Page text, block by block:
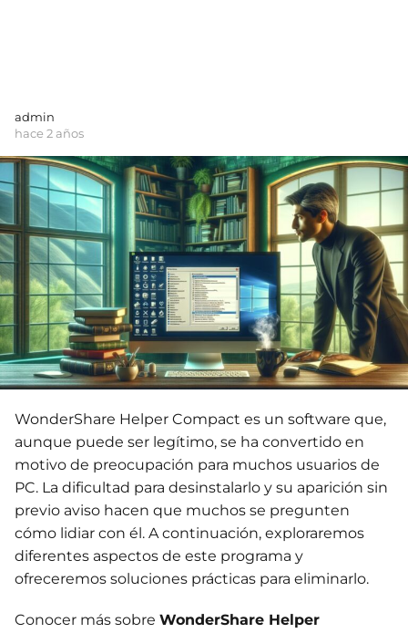
admin
hace 2 años
WonderShare Helper Compact es un software que,
aunque puede ser legítimo, se ha convertido en
motivo de preocupación para muchos usuarios de
PC. La dificultad para desinstalarlo y su aparición sin
previo aviso hacen que muchos se pregunten
cómo lidiar con él. A continuación, exploraremos
diferentes aspectos de este programa y
ofreceremos soluciones prácticas para eliminarlo.
Conocer más sobre WonderShare Helper